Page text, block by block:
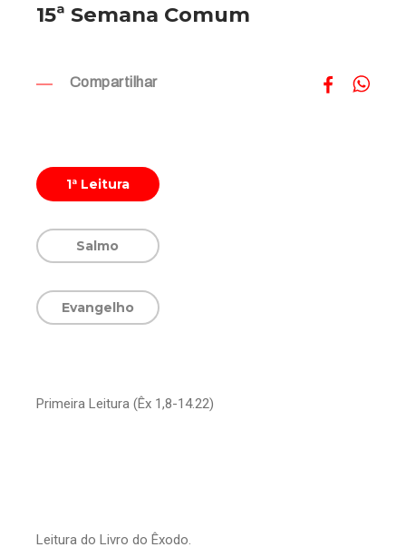
15ª Semana Comum
Compartilhar
1ª Leitura
Salmo
Evangelho
Primeira Leitura (Êx 1,8-14.22)
Leitura do Livro do Êxodo.